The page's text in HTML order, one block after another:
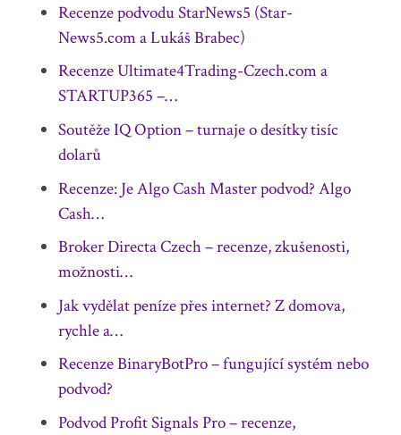
Recenze podvodu StarNews5 (Star-
News5.com a Lukáš Brabec)
Recenze Ultimate4Trading-Czech.com a
STARTUP365 –…
Soutěže IQ Option – turnaje o desítky tisíc
dolarů
Recenze: Je Algo Cash Master podvod? Algo
Cash…
Broker Directa Czech – recenze, zkušenosti,
možnosti…
Jak vydělat peníze přes internet? Z domova,
rychle a…
Recenze BinaryBotPro – fungující systém nebo
podvod?
Podvod Profit Signals Pro – recenze,